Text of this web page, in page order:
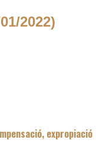
2022)
expropiació